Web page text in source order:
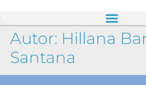
Autor: Hillana
Santana